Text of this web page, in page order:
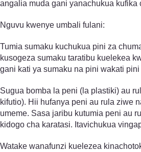
angalia muda gani yanachukua kufika
Nguvu kwenye umbali fulani:
Tumia sumaku kuchukua pini za
kusogeza sumaku taratibu kuelekea
gani kati ya sumaku na pini wakati
Sugua bomba la peni (la plastiki) au
kifutio). Hii hufanya peni au rula ziwe
umeme. Sasa jaribu kutumia peni au
kidogo cha karatasi. Itavichukua
Watake wanafunzi kuelezea